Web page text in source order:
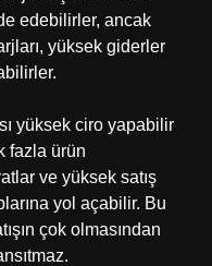
edebilirler, ancak
yüksek giderler
yüksek ciro yapabilir
fazla ürün
ve yüksek satış
yol açabilir. Bu
çok olmasından